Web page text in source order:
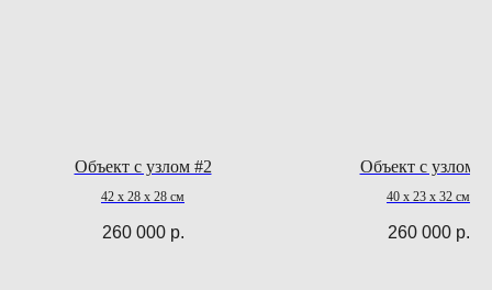
Объект c узлом #2
42 х 28 х 28 см
260 000 р.
Объект c узлом
40 х 23 х 32 см
260 000 р.